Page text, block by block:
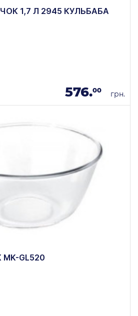
1,7 Л 2945 КУЛЬБАБА
576.00 грн.
GL520